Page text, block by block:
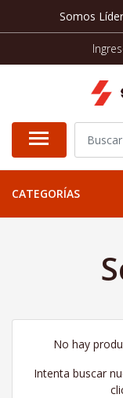
Somos
CATEGORÍAS
No hay
Intenta buscar